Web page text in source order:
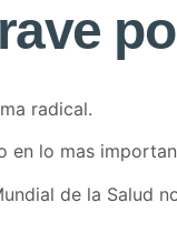
radical.
en lo mas
de la Salud